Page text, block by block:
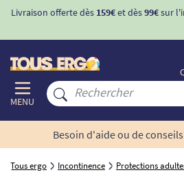
-10%avec le code "BIENVENUE"
MENU
Besoin d'aide ou de conseils
Tous ergo Incontinence Protections